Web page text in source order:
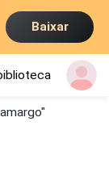
Baixar